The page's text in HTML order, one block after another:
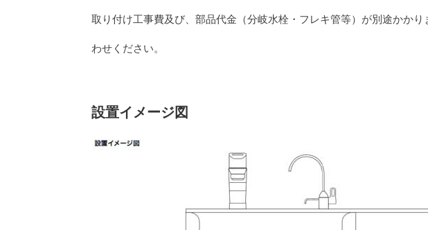
取り付け工事費及び、部品代金（分岐水栓・フレキ管等）が別途かか
わせください。
設置イメージ図